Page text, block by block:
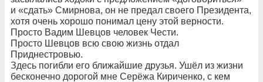
и «сдать» Смирнова, он не предал своего Президента,
хотя очень хорошо понимал цену этой верности.
Просто Вадим Шевцов человек Чести.
Просто Шевцов всю свою жизнь отдал
Приднестровью.
Здесь погибли его ближайшие друзья. Ушёл из жизни
бесконечно дорогой мне Серёжа Кириченко, с кем